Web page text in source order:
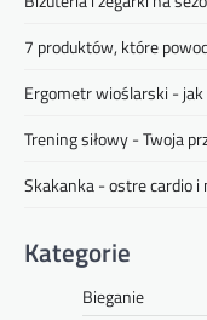
7 produktów, które
Ergometr wioślarski -
Trening siłowy - Twoja
Skakanka - ostre cardio i
Kategorie
Bieganie